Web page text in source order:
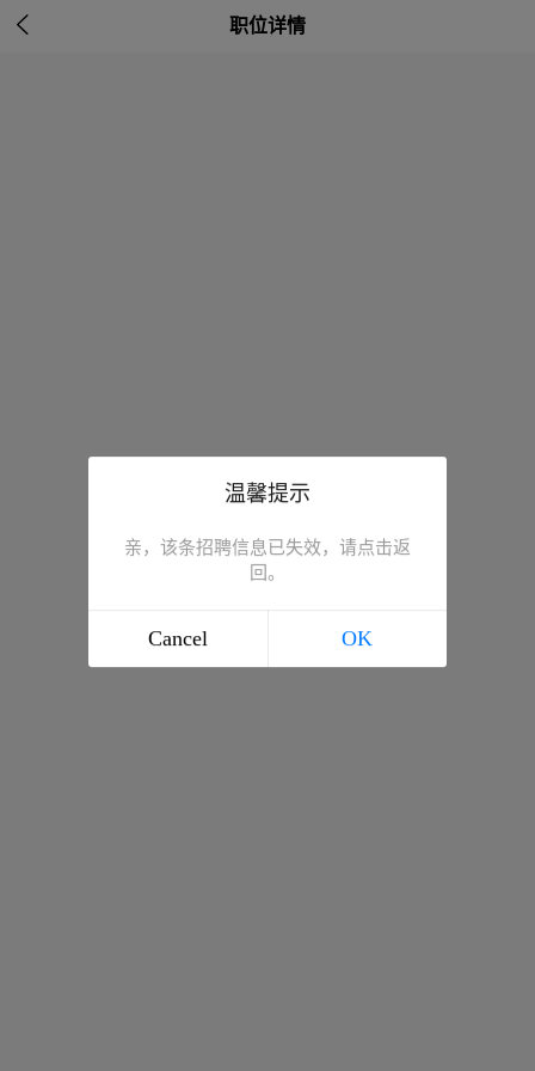
 职位详情
温馨提示
亲，该条招聘信息已失效，请点击返
回。
Cancel OK